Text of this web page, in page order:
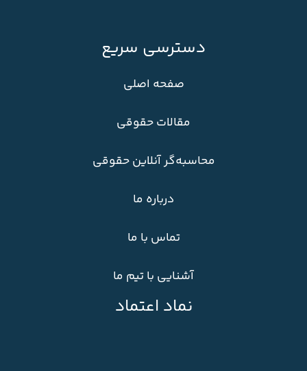
دسترسی سریع
صفحه اصلی
مقالات حقوقی
محاسبه‌گر آنلاین حقوقی
درباره ما
تماس با ما
آشنایی با تیم ما
نماد اعتماد